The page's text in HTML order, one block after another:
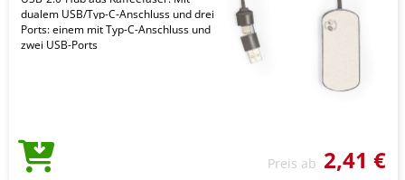
dualem USB/Typ-C-Anschluss und drei
Ports: einem mit Typ-C-Anschluss und
zwei USB-Ports
Preis ab 2,41 €